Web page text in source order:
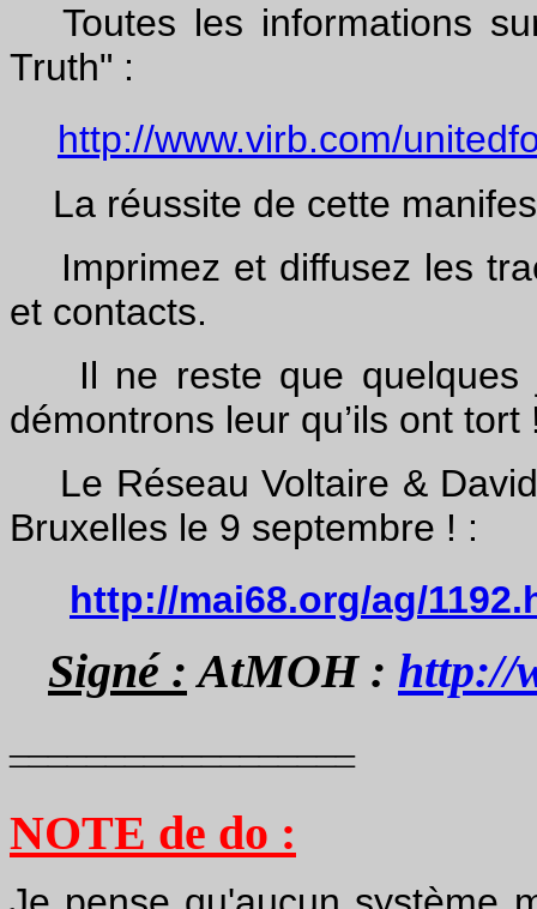
Toutes les informations
Truth" :
http://www.virb.com/
La réussite de cette
Imprimez et diffusez les
et contacts.
Il ne reste que quelques
démontrons leur qu’ils ont tort
Le Réseau Voltaire &
Bruxelles le 9 septembre ! :
http://mai68.org/ag/
Signé : AtMOH : http://
NOTE de do :